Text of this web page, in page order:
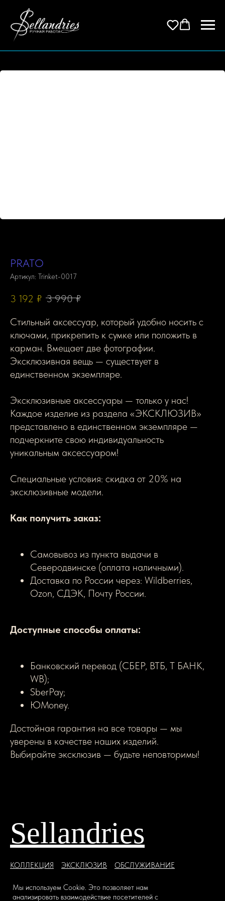
PRATO
Артикул: Trinket-0017
3 192 ₽ 3 990 ₽
Стильный аксессуар, который удобно носить с
ключами, прикрепить к сумке или положить в
карман. Вмещает две фотографии.
Эксклюзивная вещь — существует в
единственном экземпляре.
Эксклюзивные аксессуары — только у нас!
Каждое изделие из раздела «ЭКСКЛЮЗИВ»
представлено в единственном экземпляре —
подчеркните свою индивидуальность
уникальным аксессуаром!
Специальные условия: скидка от 20% на
эксклюзивные модели.
Как получить заказ:
Самовывоз из пункта выдачи в
Северодвинске (оплата наличными).
Доставка по России через: Wildberries,
Ozon, СДЭК, Почту России.
Доступные способы оплаты:
Банковский перевод (СБЕР, ВТБ, Т БАНК,
WB);
SberPay;
ЮMoney.
Достойная гарантия на все товары — мы
уверены в качестве наших изделий.
Выбирайте эксклюзив — будьте неповторимы!
Sellandries
КОЛЛЕКЦИЯ ЭКСКЛЮЗИВ
ОБСЛУЖИВАНИЕ
Пантеон кожи
Возможности Привилегии
Мы используем Сookie. Это позволяет нам
анализировать взаимодействие посетителей с